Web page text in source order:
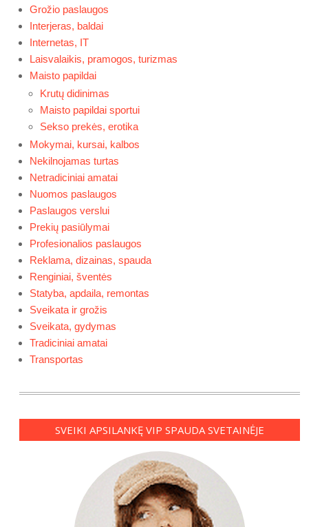
Grožio paslaugos
Interjeras, baldai
Internetas, IT
Laisvalaikis, pramogos, turizmas
Maisto papildai
Krutų didinimas
Maisto papildai sportui
Sekso prekės, erotika
Mokymai, kursai, kalbos
Nekilnojamas turtas
Netradiciniai amatai
Nuomos paslaugos
Paslaugos verslui
Prekių pasiūlymai
Profesionalios paslaugos
Reklama, dizainas, spauda
Renginiai, šventės
Statyba, apdaila, remontas
Sveikata ir grožis
Sveikata, gydymas
Tradiciniai amatai
Transportas
SVEIKI APSILANKĘ VIP SPAUDA SVETAINĖJE